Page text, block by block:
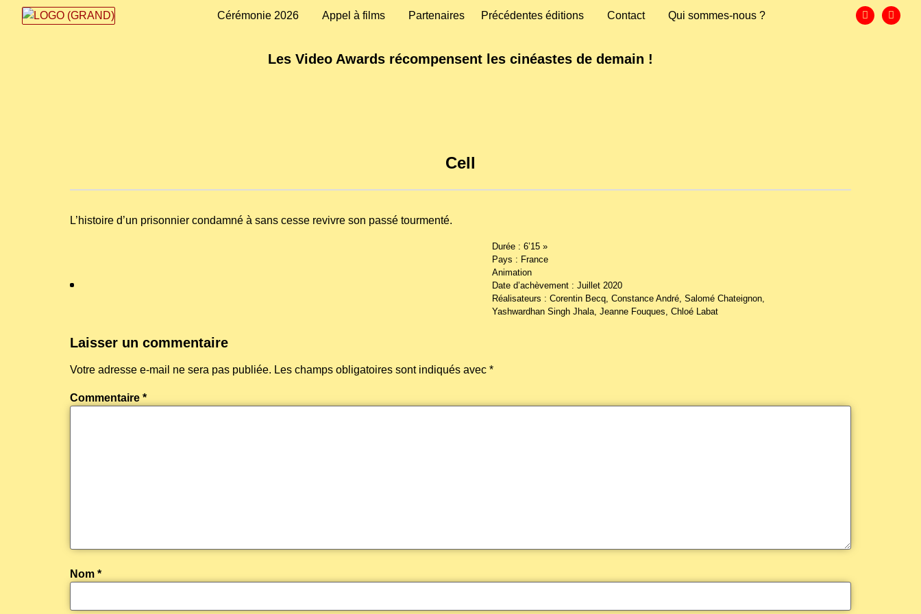
Cérémonie 2026 Appel à films Partenaires Précédentes éditions Contact Qui sommes-nous ?
Les Video Awards récompensent les cinéastes de demain !
Cell
L’histoire d’un prisonnier condamné à sans cesse revivre son passé tourmenté.
Durée : 6’15 »
Pays : France
Animation
Date d’achèvement : Juillet 2020
Réalisateurs : Corentin Becq, Constance André, Salomé Chateignon,
Yashwardhan Singh Jhala, Jeanne Fouques, Chloé Labat
Laisser un commentaire
Votre adresse e-mail ne sera pas publiée. Les champs obligatoires sont indiqués avec *
Commentaire *
Nom *